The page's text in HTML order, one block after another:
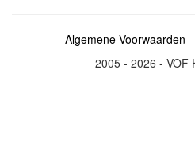
Algemene Voorwaarden
2005 - 2026 - VOF